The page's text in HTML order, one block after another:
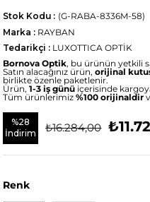
(G-RABA-8336M-58)
Stok Kodu
Marka : RAYBAN
Tedarikçi : LUXOTTICA OPTİK
Bornova Optik, bu ürünün yetkili
Satın alacağınız ürün,orijinal
birlikte özenle paketlenir.
Ürün,1-3 iş günü içerisinde
Tüm ürünlerimiz%100 orijinaldir
%28
İndirim
₺16.284,00
Renk